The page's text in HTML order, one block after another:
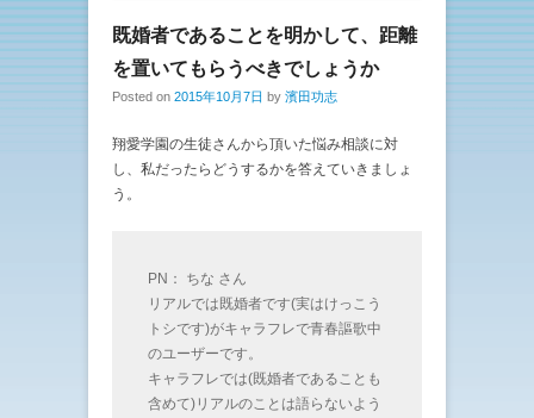
既婚者であることを明かして、距離
を置いてもらうべきでしょうか
Posted on 2015年10月7日 by 濱田功志
翔愛学園の生徒さんから頂いた悩み相談に対
し、私だったらどうするかを答えていきましょ
う。
PN： ちな さん
リアルでは既婚者です(実はけっこう
トシです)がキャラフレで青春謳歌中
のユーザーです。
キャラフレでは(既婚者であることも
含めて)リアルのことは語らないよう